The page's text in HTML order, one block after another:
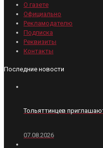
О газете
Официально
Рекламодателю
Подписка
Реквизиты
Контакты
Последние новости
Тольяттинцев
07.08.2026